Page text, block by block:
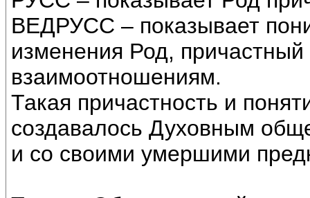
ВЕДРУСС – показывает
изменения Род,
взаимоотношениям.
Такая причастность и
создавалось Духовным
и со своими умершими